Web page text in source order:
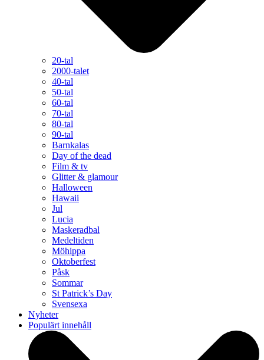
20-tal
2000-talet
40-tal
50-tal
60-tal
70-tal
80-tal
90-tal
Barnkalas
Day of the dead
Film & tv
Glitter & glamour
Halloween
Hawaii
Jul
Lucia
Maskeradbal
Medeltiden
Möhippa
Oktoberfest
Påsk
Sommar
St Patrick’s Day
Svensexa
Nyheter
Populärt innehåll